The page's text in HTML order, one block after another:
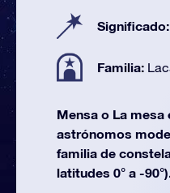
Significado:
Familia:
Mensa o La mesa
astrónomos
familia de
latitudes 0° a -